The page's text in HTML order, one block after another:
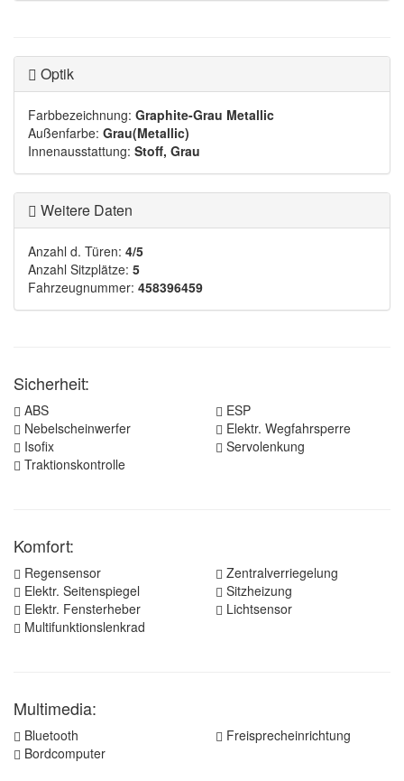
Optik
Farbbezeichnung: Graphite-Grau Metallic
Außenfarbe: Grau(Metallic)
Innenausstattung: Stoff, Grau
Weitere Daten
Anzahl d. Türen: 4/5
Anzahl Sitzplätze: 5
Fahrzeugnummer: 458396459
Sicherheit:
ABS
ESP
Nebelscheinwerfer
Elektr. Wegfahrsperre
Isofix
Servolenkung
Traktionskontrolle
Komfort:
Regensensor
Zentralverriegelung
Elektr. Seitenspiegel
Sitzheizung
Elektr. Fensterheber
Lichtsensor
Multifunktionslenkrad
Multimedia:
Bluetooth
Freisprecheinrichtung
Bordcomputer